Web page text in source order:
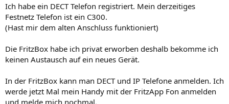
i
m
m
e
i
m
e
Ich habe ein DECT Telefon registriert. Mein derzeitiges
Festnetz Telefon ist ein C300.
(Hast mir dem alten Anschluss funktioniert)
Die FritzBox habe ich privat erworben deshalb bekomme ich
keinen Austausch auf ein neues Gerät.
In der FritzBox kann man DECT und IP Telefone anmelden. Ich
werde jetzt Mal mein Handy mit der FritzApp Fon anmelden
und melde mich nochmal.